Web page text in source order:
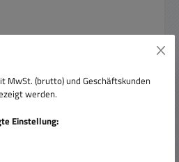
MwSt. (brutto) und Geschäftskunden
werden.
Einstellung: